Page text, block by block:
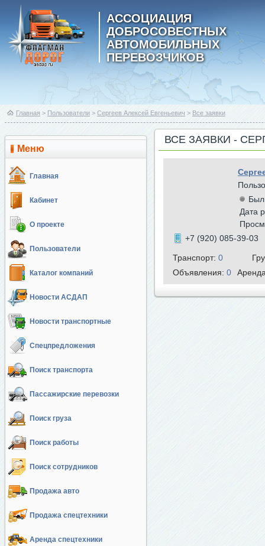
АССОЦИАЦИЯ
ДОБРОСОВЕСТНЫХ
АВТОМОБИЛЬНЫХ
ПЕРЕВОЗЧИКОВ
Главная > Пользователи > Сергеев Алексей Евгеньевич > Все заявки
Меню
Главная
Кабинет
О проекте
Пользователи
Каталог компаний
Новости АСДАП
Новости транспортные
Спецпредложения
Поиск транспорта
Пассажирские перевозки
Поиск груза
Поиск работы
Поиск сотрудников
Продажа авто
Продажа спецтехники
Аренда спецтехники
ВСЕ ЗАЯВКИ -
Был
Дата
+7 (920) 085-39-03
Транспорт: 0
Объявления: 0